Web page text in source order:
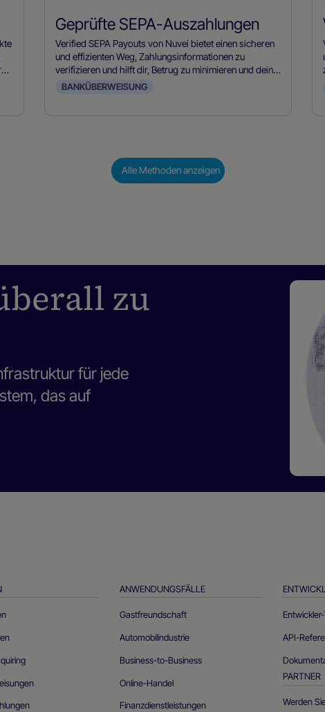
Geprüfte SEPA-Auszahlungen
Verified SEPA Payouts von Nuvei bietet einen sicheren
und effizienten Weg, Zahlungsinformationen zu
verifizieren und hilft dir, Betrug zu minimieren und deine
SEPA-Zahlungsprozesse zu optimieren.
BANKÜBERWEISUNG
Alle Methoden anzeigen
zu
für jede
das auf
ANWENDUNGSFÄLLE
Gastfreundschaft
Automobilindustrie
Business-to-Business
Online-Handel
Finanzdienstleistungen
API-
PARTNER
Werden